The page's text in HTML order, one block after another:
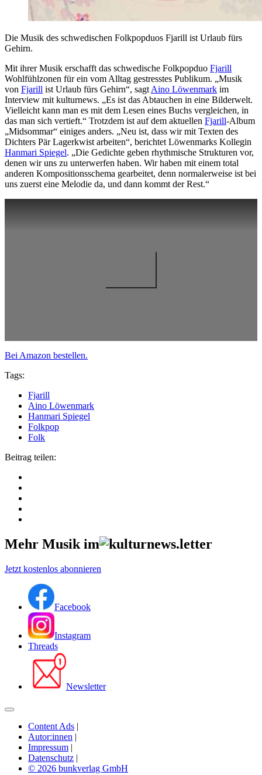
Die Musik des schwedischen Folkpopduos Fjarill ist Urlaub fürs
Gehirn.
Mit ihrer Musik erschafft das schwedische Folkpopduo Fjarill
Wohlfühlzonen für ein vom Alltag gestresstes Publikum. „Musik
von Fjarill ist Urlaub fürs Gehirn“, sagt Aino Löwenmark im
Interview mit kulturnews. „Es ist das Abtauchen in eine Bilderwelt.
Vielleicht kann man es mit dem Lesen eines Buchs vergleichen, in
das man sich vertieft.“ Trotzdem ist auf dem aktuellen Fjarill-Album
„Midsommar“ einiges anders. „Neu ist, dass wir mit Texten des
Dichters Pär Lagerkwist arbeiten“, berichtet Löwenmarks Kollegin
Hanmari Spiegel. „Die Gedichte geben rhythmische Strukturen vor,
denen wir uns zu unterwerfen haben. Wir haben mit einem total
anderen Kompositionsschema gearbeitet, denn normalerweise ist bei
uns zuerst eine Melodie da, und dann kommt der Rest.“
Bei Amazon bestellen.
Tags:
Fjarill
Aino Löwenmark
Hanmari Spiegel
Folkpop
Folk
Beitrag teilen:
Mehr Musik im
Jetzt kostenlos abonnieren
Facebook
Instagram
Threads
Newsletter
Content Ads |
Autor:innen |
Impressum |
Datenschutz |
© 2026 bunkverlag GmbH